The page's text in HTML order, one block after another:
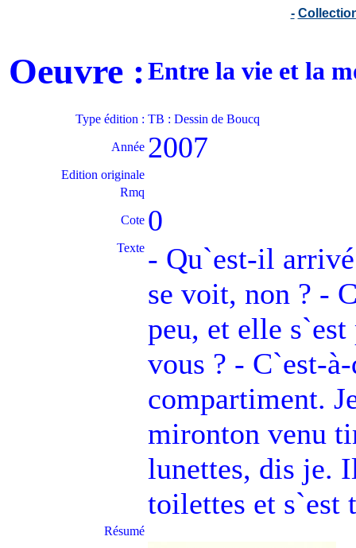
-
Oeuvre :Entre la vie et la
Type édition : TB : Dessin de Boucq
Année 2007
Edition originale
Rmq
Cote 0
Texte - Qu`est-il
se voit, non ? -
peu, et elle
vous ? - C`est-
compartiment.
mironton venu
lunettes, dis je.
toilettes et s`est
Résumé